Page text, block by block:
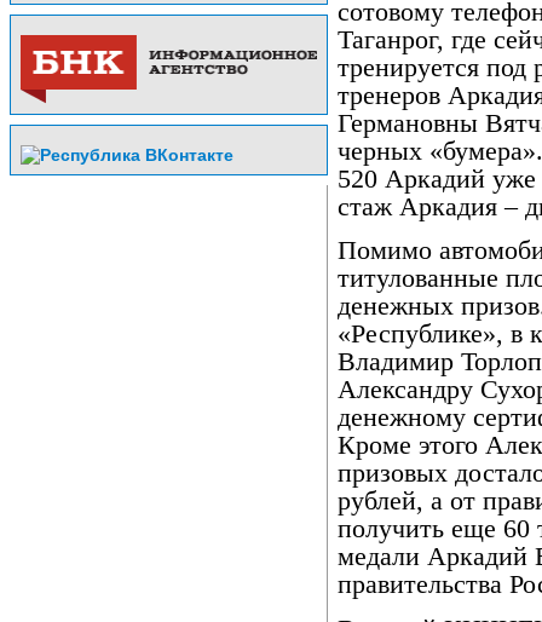
сотовому
Таганрог, где
тренируется под
тренеров
Германовны
черных
520 Аркадий уже
стаж Аркадия –
Помимо
титулованные
денежных
«Республике», в
Владимир
Александру
денежному
Кроме этого
призовых
рублей, а от
получить еще 60
медали Аркадий
правительства